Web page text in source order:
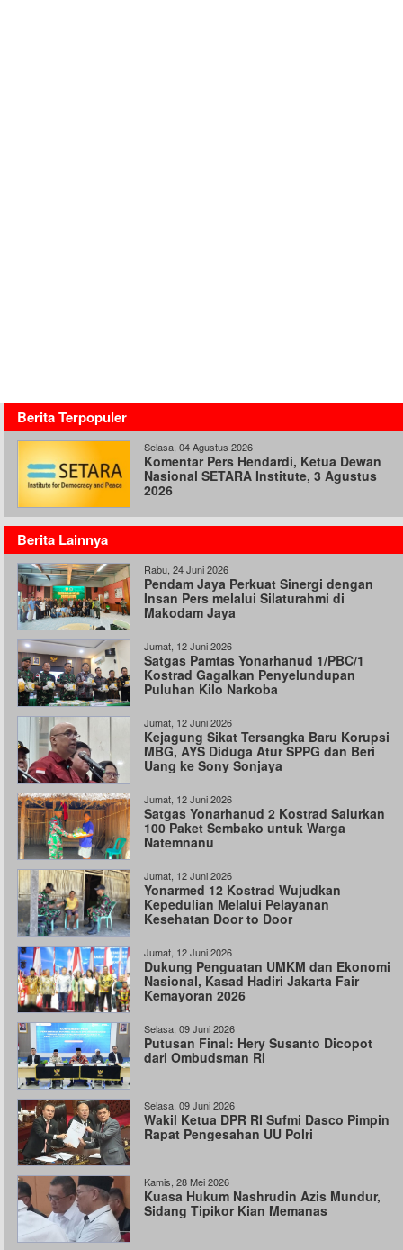
Berita Terpopuler
Selasa, 04 Agustus 2026
Komentar Pers Hendardi, Ketua Dewan
Nasional SETARA Institute, 3 Agustus
2026
Berita Lainnya
Rabu, 24 Juni 2026
Pendam Jaya Perkuat Sinergi dengan
Insan Pers melalui Silaturahmi di
Makodam Jaya
Jumat, 12 Juni 2026
Satgas Pamtas Yonarhanud 1/PBC/1
Kostrad Gagalkan Penyelundupan
Puluhan Kilo Narkoba
Jumat, 12 Juni 2026
Kejagung Sikat Tersangka Baru Korupsi
MBG, AYS Diduga Atur SPPG dan Beri
Uang ke Sony Sonjaya
Jumat, 12 Juni 2026
Satgas Yonarhanud 2 Kostrad Salurkan
100 Paket Sembako untuk Warga
Natemnanu
Jumat, 12 Juni 2026
Yonarmed 12 Kostrad Wujudkan
Kepedulian Melalui Pelayanan
Kesehatan Door to Door
Jumat, 12 Juni 2026
Dukung Penguatan UMKM dan Ekonomi
Nasional, Kasad Hadiri Jakarta Fair
Kemayoran 2026
Selasa, 09 Juni 2026
Putusan Final: Hery Susanto Dicopot
dari Ombudsman RI
Selasa, 09 Juni 2026
Wakil Ketua DPR RI Sufmi Dasco Pimpin
Rapat Pengesahan UU Polri
Kamis, 28 Mei 2026
Kuasa Hukum Nashrudin Azis Mundur,
Sidang Tipikor Kian Memanas